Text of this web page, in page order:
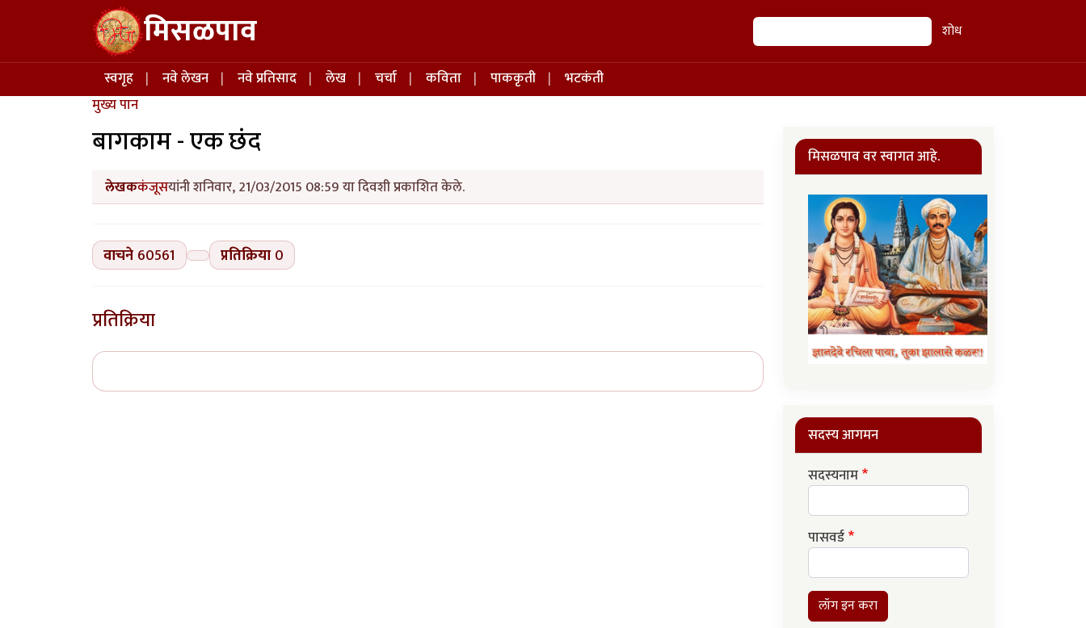
Skip to main content मिसळपाव शोध शोध
Main navigation
स्वगृह नवे लेखन नवे प्रतिसाद लेख चर्चा कविता पाककृती
भटकंती
मुख्य पान
बागकाम - एक छंद
लेखककंजूसयांनी शनिवार, 21/03/2015 08:59 या दिवशी प्रकाशित केले.
वाचने 60561 प्रतिक्रिया 0
प्रतिक्रिया
मिसळपाव वर स्वागत आहे.
सदस्य आगमन
सदस्यनाम
पासवर्ड
लॉग इन करा